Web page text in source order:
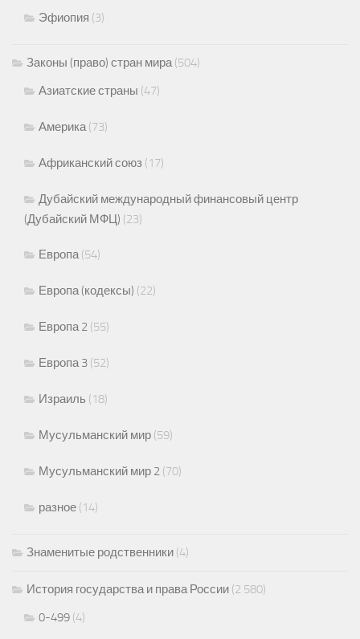
Эфиопия (3)
Законы (право) стран мира(504)
Азиатские страны (47)
Америка(73)
Африканский союз (17)
Дубайский международный финансовый центр
(Дубайский МФЦ) (23)
Европа(54)
Европа (кодексы) (22)
Европа 2 (55)
Европа 3 (52)
Израиль (18)
Мусульманский мир (59)
Мусульманский мир 2 (70)
разное (14)
Знаменитые родственники (4)
История государства и права России (2 580)
0-499 (4)